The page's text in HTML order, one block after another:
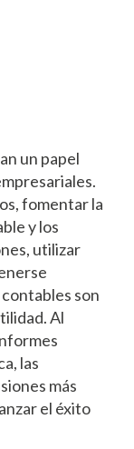
un papel
fomentar la
y los
utilizar
son
Al
las
más
el éxito